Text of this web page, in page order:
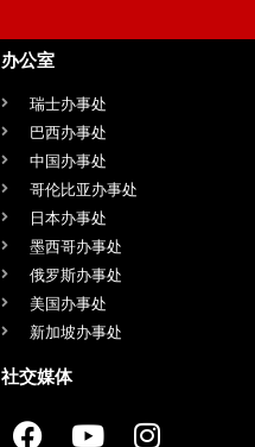
办公室
瑞士办事处
巴西办事处
中国办事处
哥伦比亚办事处
日本办事处
墨西哥办事处
俄罗斯办事处
美国办事处
新加坡办事处
社交媒体